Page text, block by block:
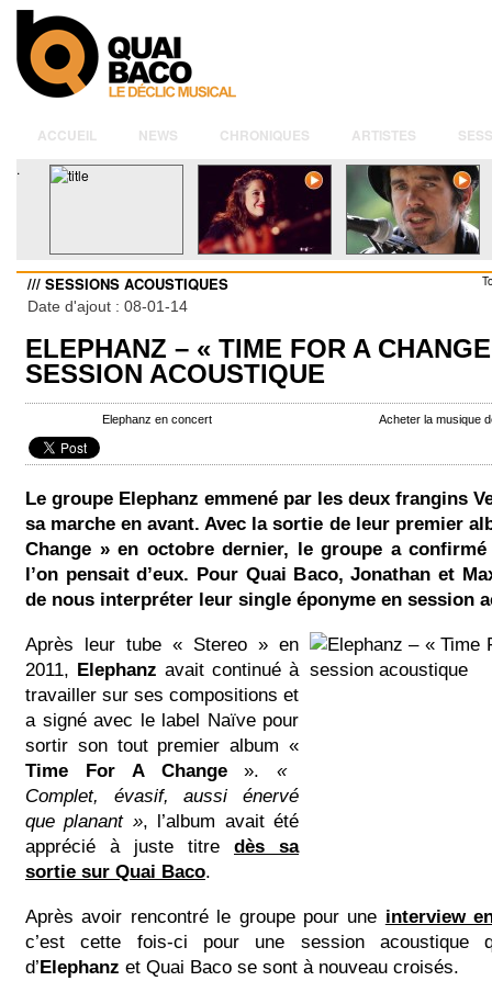
ACCUEIL NEWS CHRONIQUES ARTISTES
.
/// SESSIONS ACOUSTIQUES
Date d'ajout : 08-01-14
ELEPHANZ – « TIME FOR A
SESSION ACOUSTIQUE
Elephanz en concert Acheter la musique
Le groupe Elephanz emmené par les deux frangins
sa marche en avant. Avec la sortie de leur premier
Change » en octobre dernier, le groupe a
l’on pensait d’eux. Pour Quai Baco, Jonathan et
de nous interpréter leur single éponyme en session
Après leur tube « Stereo » en
2011, Elephanz avait continué à
travailler sur ses compositions et
a signé avec le label Naïve pour
sortir son tout premier album «
Time For A Change».«
Complet, évasif, aussi énervé
que planant », l’album avait été
apprécié à juste titre dès sa
sortie sur Quai Baco.
Après avoir rencontré le groupe pour une interview
c’est cette fois-ci pour une session acoustique
d’Elephanz et Quai Baco se sont à nouveau croisés.